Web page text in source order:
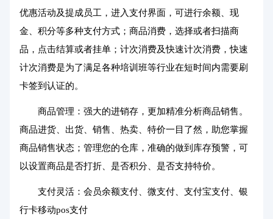
优惠活动及提成员工，进入支付界面，可进行余额、现
金、积分等多种支付方式；商品消费，选择或者扫描商
品，点击结算或者挂单；计次消费及快速计次消费，快速
计次消费是为了满足各种培训班等行业在短时间内需要刷
卡签到认证的。
商品管理：强大的进销存，更加精准分析商品销售。
商品进货、出货、销售、热卖、特价一目了然，助您掌握
商品销售状态；管理您的仓库，准确的做到库存预警，可
以设置商品是否打折、是否积分、是否支持特价。
支付灵活：会员余额支付、微支付、支付宝支付、银
行卡移动pos支付